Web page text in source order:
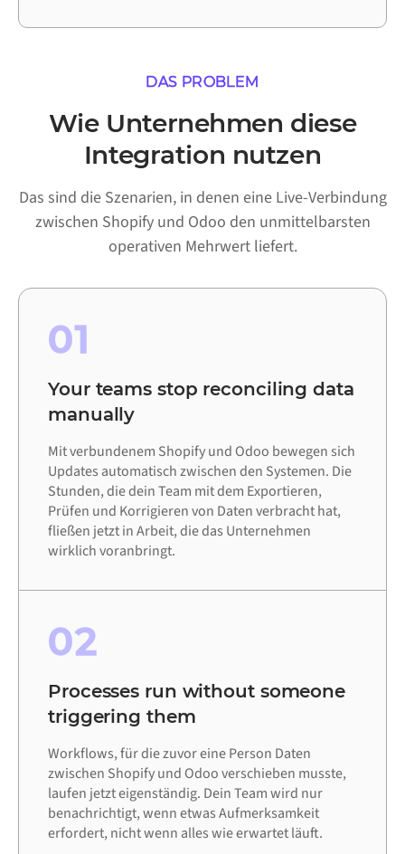
DAS PROBLEM
Wie Unternehmen diese
Integration nutzen
Das sind die Szenarien, in denen eine Live-Verbindung
zwischen Shopify und Odoo den unmittelbarsten
operativen Mehrwert liefert.
01
Your teams stop reconciling data
manually
Mit verbundenem Shopify und Odoo bewegen sich
Updates automatisch zwischen den Systemen. Die
Stunden, die dein Team mit dem Exportieren,
Prüfen und Korrigieren von Daten verbracht hat,
fließen jetzt in Arbeit, die das Unternehmen
wirklich voranbringt.
02
Processes run without someone
triggering them
Workflows, für die zuvor eine Person Daten
zwischen Shopify und Odoo verschieben musste,
laufen jetzt eigenständig. Dein Team wird nur
benachrichtigt, wenn etwas Aufmerksamkeit
erfordert, nicht wenn alles wie erwartet läuft.